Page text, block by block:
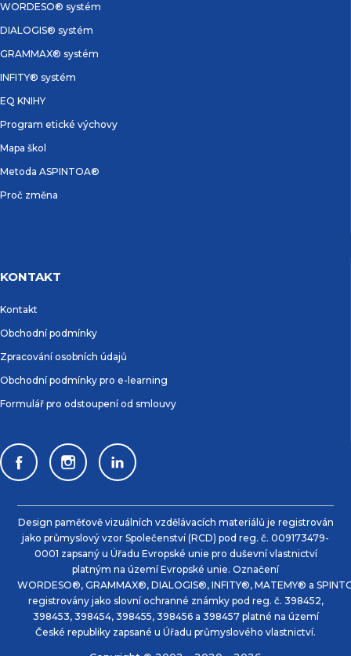
WORDESO® systém
DIALOGIS® systém
GRAMMAX® systém
INFITY® systém
EQ KNIHY
Program etické výchovy
Mapa škol
Metoda ASPINTOA®
Proč změna
KONTAKT
Kontakt
Obchodní podmínky
Zpracování osobních údajů
Obchodní podmínky pro e-learning
Formulář pro odstoupení od smlouvy
Design paměťově vizuálních vzdělávacích materiálů je registrován
jako průmyslový vzor Společenství (RCD) pod reg. č. 009173479-
0001 zapsaný u Úřadu Evropské unie pro duševní vlastnictví
platným na území Evropské unie. Označení
WORDESO®, GRAMMAX®, DIALOGIS®, INFITY®, MATEMY® a
registrovány jako slovní ochranné známky pod reg. č. 398452,
398453, 398454, 398455, 398456 a 398457 platné na území
České republiky zapsané u Úřadu průmyslového vlastnictví.